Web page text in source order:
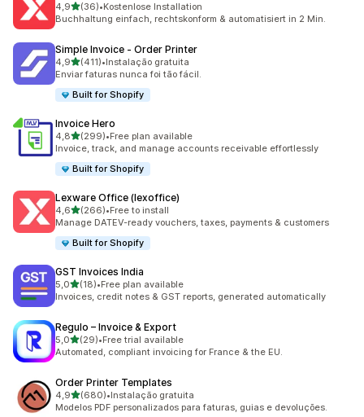
4,9de 5 estrelas
(36)
36 total de avaliações
•Kostenlose Installation
Buchhaltung einfach, rechtskonform & automatisiert in 2 Min.
Simple Invoice ‑ Order Printer
4,9de 5 estrelas
(411)
411 total de avaliações
•Instalação gratuita
Enviar faturas nunca foi tão fácil.
Built for Shopify
Invoice Hero
4,8de 5 estrelas
(299)
299 total de avaliações
•Free plan available
Invoice, track, and manage accounts receivable effortlessly
Built for Shopify
Lexware Office (lexoffice)
4,6de 5 estrelas
(266)
266 total de avaliações
•Free to install
Manage DATEV-ready vouchers, taxes, payments & customers
Built for Shopify
GST Invoices India
5,0de 5 estrelas
(18)
18 total de avaliações
•Free plan available
Invoices, credit notes & GST reports, generated automatically
Regulo – Invoice & Export
5,0de 5 estrelas
(29)
29 total de avaliações
•Free trial available
Automated, compliant invoicing for France & the EU.
Order Printer Templates
4,9de 5 estrelas
(680)
680 total de avaliações
•Instalação gratuita
Modelos PDF personalizados para faturas, guias e devoluções.